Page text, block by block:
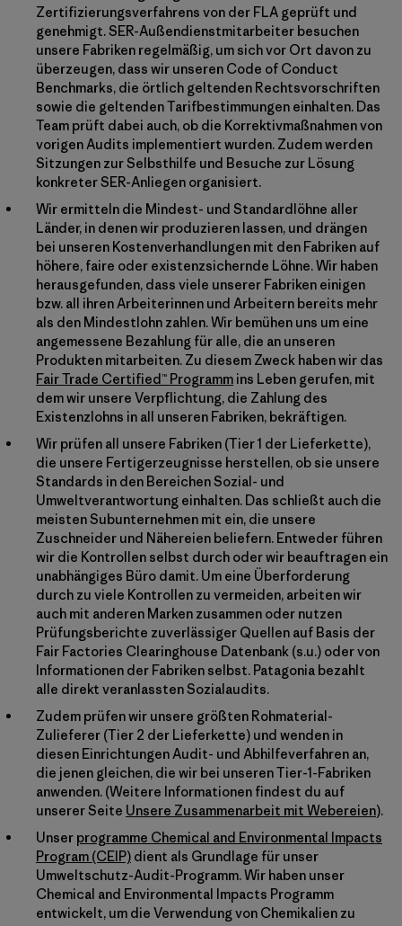
Zertifizierungsverfahrens von der FLA geprüft und
genehmigt. SER-Außendienstmitarbeiter besuchen
unsere Fabriken regelmäßig, um sich vor Ort davon zu
überzeugen, dass wir unseren Code of Conduct
Benchmarks, die örtlich geltenden Rechtsvorschriften
sowie die geltenden Tarifbestimmungen einhalten. Das
Team prüft dabei auch, ob die Korrektivmaßnahmen von
vorigen Audits implementiert wurden. Zudem werden
Sitzungen zur Selbsthilfe und Besuche zur Lösung
konkreter SER-Anliegen organisiert.
Wir ermitteln die Mindest- und Standardlöhne aller
Länder, in denen wir produzieren lassen, und drängen
bei unseren Kostenverhandlungen mit den Fabriken auf
höhere, faire oder existenzsichernde Löhne. Wir haben
herausgefunden, dass viele unserer Fabriken einigen
bzw. all ihren Arbeiterinnen und Arbeitern bereits mehr
als den Mindestlohn zahlen. Wir bemühen uns um eine
angemessene Bezahlung für alle, die an unseren
Produkten mitarbeiten. Zu diesem Zweck haben wir das
Fair Trade Certified™ Programm ins Leben gerufen, mit
dem wir unsere Verpflichtung, die Zahlung des
Existenzlohns in all unseren Fabriken, bekräftigen.
Wir prüfen all unsere Fabriken (Tier 1 der Lieferkette),
die unsere Fertigerzeugnisse herstellen, ob sie unsere
Standards in den Bereichen Sozial- und
Umweltverantwortung einhalten. Das schließt auch die
meisten Subunternehmen mit ein, die unsere
Zuschneider und Nähereien beliefern. Entweder führen
wir die Kontrollen selbst durch oder wir beauftragen ein
unabhängiges Büro damit. Um eine Überforderung
durch zu viele Kontrollen zu vermeiden, arbeiten wir
auch mit anderen Marken zusammen oder nutzen
Prüfungsberichte zuverlässiger Quellen auf Basis der
Fair Factories Clearinghouse Datenbank (s.u.) oder von
Informationen der Fabriken selbst. Patagonia bezahlt
alle direkt veranlassten Sozialaudits.
Zudem prüfen wir unsere größten Rohmaterial-
Zulieferer (Tier 2 der Lieferkette) und wenden in
diesen Einrichtungen Audit- und Abhilfeverfahren an,
die jenen gleichen, die wir bei unseren Tier-1-Fabriken
anwenden. (Weitere Informationen findest du auf
unserer Seite Unsere Zusammenarbeit mit Webereien).
Unser programme Chemical and Environmental Impacts
Program (CEIP) dient als Grundlage für unser
Umweltschutz-Audit-Programm. Wir haben unser
Chemical and Environmental Impacts Programm
entwickelt, um die Verwendung von Chemikalien zu